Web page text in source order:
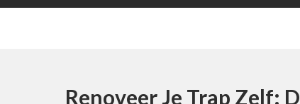
Renoveer Je Trap Zelf: